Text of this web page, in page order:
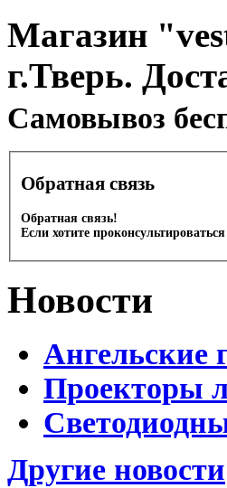
Магазин
г.Тверь.
Cамовывоз
Обратная связь
Обратная связь!
Если хотите
Новости
Ангельские
Проекторы
Другие новости